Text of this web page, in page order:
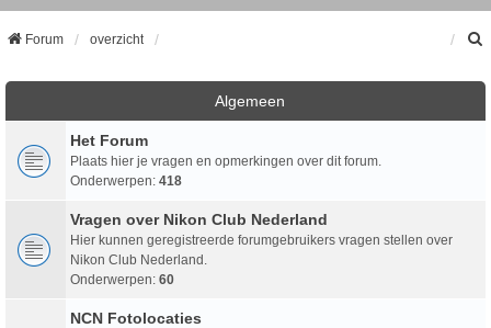
Forum overzicht
Algemeen
Het Forum
Plaats hier je vragen en opmerkingen over dit forum.
Onderwerpen: 418
Vragen over Nikon Club Nederland
Hier kunnen geregistreerde forumgebruikers vragen stellen over
Nikon Club Nederland.
Onderwerpen: 60
NCN Fotolocaties